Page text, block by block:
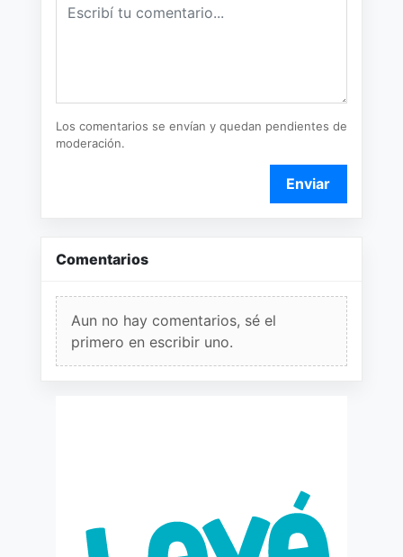
Los comentarios se envían y quedan pendientes de
moderación.
Enviar
Comentarios
Aun no hay comentarios, sé el
primero en escribir uno.